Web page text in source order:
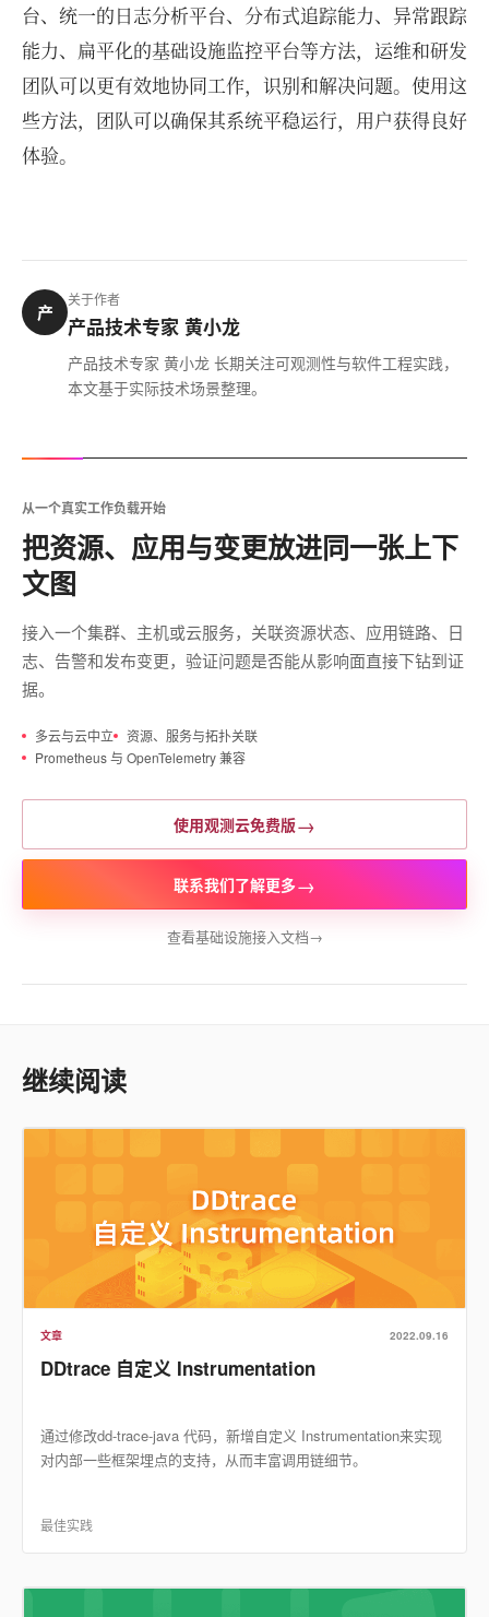
台、统一的日志分析平台、分布式追踪能力、异常跟踪
能力、扁平化的基础设施监控平台等方法，运维和研发
团队可以更有效地协同工作，识别和解决问题。使用这
些方法，团队可以确保其系统平稳运行，用户获得良好
体验。
产
关于作者
产品技术专家 黄小龙
产品技术专家 黄小龙 长期关注可观测性与软件工程实践，
本文基于实际技术场景整理。
从一个真实工作负载开始
把资源、应用与变更放进同一张上下
文图
接入一个集群、主机或云服务，关联资源状态、应用链路、日
志、告警和发布变更，验证问题是否能从影响面直接下钻到证
据。
多云与云中立
资源、服务与拓扑关联
Prometheus 与 OpenTelemetry 兼容
使用观测云免费版→
联系我们了解更多→
查看基础设施接入文档→
继续阅读
文章 2022.09.16
DDtrace 自定义 Instrumentation
通过修改dd-trace-java 代码，新增自定义 Instrumentation来实现
对内部一些框架埋点的支持，从而丰富调用链细节。
最佳实践